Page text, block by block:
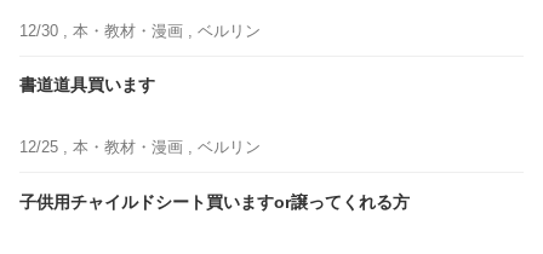
12/30 , 本・教材・漫画 , ベルリン
書道道具買います
12/25 , 本・教材・漫画 , ベルリン
子供用チャイルドシート買いますor譲ってくれる方